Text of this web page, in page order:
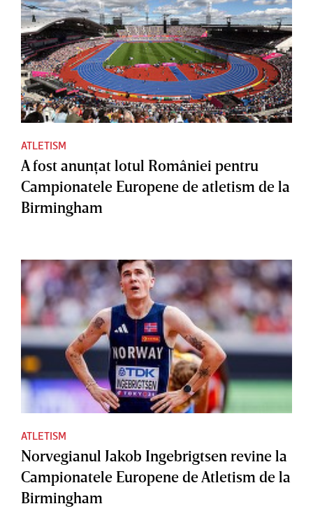
ATLETISM
A fost anunţat lotul României pentru
Campionatele Europene de atletism de la
Birmingham
ATLETISM
Norvegianul Jakob Ingebrigtsen revine la
Campionatele Europene de Atletism de la
Birmingham